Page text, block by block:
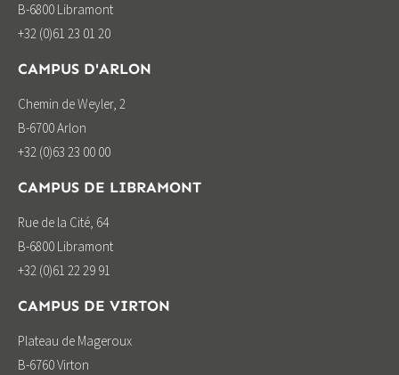
B-6800 Libramont
+32 (0)61 23 01 20
CAMPUS D'ARLON
Chemin de Weyler, 2
B-6700 Arlon
+32 (0)63 23 00 00
CAMPUS DE LIBRAMONT
Rue de la Cité, 64
B-6800 Libramont
+32 (0)61 22 29 91
CAMPUS DE VIRTON
Plateau de Mageroux
B-6760 Virton